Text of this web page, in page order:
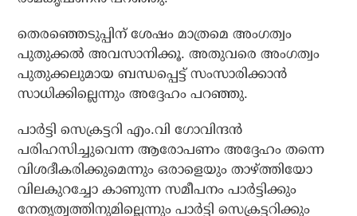
തെരഞ്ഞെടുപ്പിന് ശേഷം മാത്രമെ അംഗത്വം
പുതുക്കല്‍ അവസാനിക്കൂ. അതുവരെ അംഗത്വം
പുതുക്കലുമായ ബന്ധപ്പെട്ട് സംസാരിക്കാന്‍
സാധിക്കില്ലെന്നും അദ്ദേഹം പറഞ്ഞു.
പാര്‍ട്ടി സെക്രട്ടറി എം.വി ഗോവിന്ദന്‍
പരിഹസിച്ചുവെന്ന ആരോപണം അദ്ദേഹം തന്നെ
വിശദീകരിക്കുമെന്നും ഒരാളെയും താഴ്ത്തിയോ
വിലകുറച്ചോ കാണുന്ന സമീപനം പാര്‍ട്ടിക്കും
നേതൃത്വത്തിനുമില്ലെന്നും പാര്‍ട്ടി സെക്രട്ടറിക്കും